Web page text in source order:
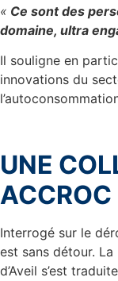
« Ce sont des
domaine, ultra
Il souligne en
innovations du
UNE
ACCROC
Interrogé sur le
est sans détour.
d’Aveil s’est